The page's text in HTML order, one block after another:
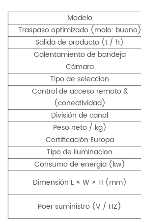
Modelo
Traspaso optimizado (malo: bueno)
Salida de producto (t / h)
Calentamiento de bandeja
Cámara
Tipo de seleccion
Control de acceso remoto &
(conectividad)
División de canal
Peso neto / kg)
Certificación Europa
Tipo de iluminacion
Consumo de energía (kw)
Dimensión L × W × H (mm)
Poer suministro (V / HZ)